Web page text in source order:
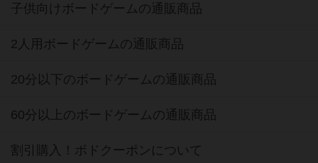
子供向けボードゲームの通販商品
2人用ボードゲームの通販商品
20分以下のボードゲームの通販商品
60分以上のボードゲームの通販商品
割引購入！ボドクーポンについて